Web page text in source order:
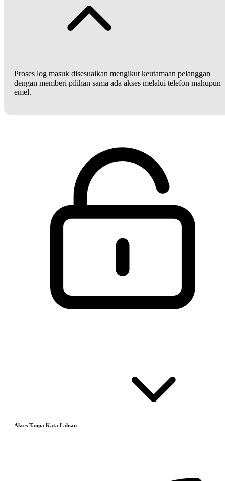
Proses log masuk disesuaikan mengikut keutamaan pelanggan
dengan memberi pilihan sama ada akses melalui telefon mahupun
emel.
Akses Tanpa Kata Laluan